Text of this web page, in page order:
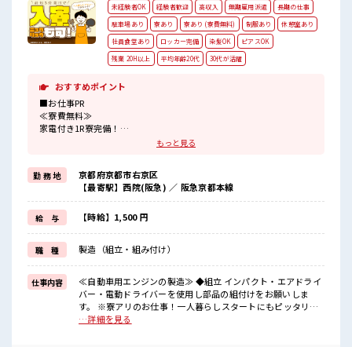
未経験者OK 経験者歓迎 高収入 無期雇用派遣
長期の仕事
駐車場あり
寮あり 寮あり (寮費無料) 制服あり
休憩室あり
社員食堂あり
ロッカー完備 染髪OK
ピアスOK
残業 20H以上
平均年齢20代 30代が活躍
おすすめポイント
■お仕事PR
≪寮費無料≫
家電付き1R寮完備！
寮費は無料なのでお金貯めたい方にも向いてます！！
高時給+程よい残業で高収入が目指せちゃう♪
≪1R寮完備≫
自宅～職場が遠くても興味があれば安心して応募できちゃう！
自分で部屋を借りるより安く住めちゃうかも？
生活に便利な家電付きなので初期費用も節約できる☆
≪ヘアカラーOKで自由な雰囲気の職場≫
明るすぎたり奇抜でなければ基本的に自由！
(規定有)≪機能的な制服アリ≫
制服があるので毎日の服装の悩み解消♪
≪無料駐車場あり≫
マイカー通勤もOK！
≪食堂あり≫
カフェテリア形式になっていておしゃれでメニューも豊富★
もっと見る
勤 務 地
京都府京都市右京区
【最寄駅】西院(阪急) ／ 阪急京都本線
給 与 【時給】1,500 円
職 種 製造（組立・組み付け）
仕事内容
≪自動車用エンジンの製造≫ ◆組立 インパクト・エアドライ
バー・電動ドライバーを使用し部品の組付けをお願いしま
す。 ※寮アリのお仕事！一人暮らしスタートにもピッタリ♪
■お仕事PR ≪寮費無料≫ 家電付き1R寮完備！ 寮費は無料な
…詳細を見る